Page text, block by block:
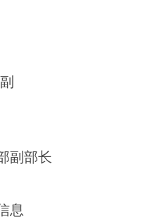
副部长
息